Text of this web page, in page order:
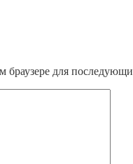
браузере для